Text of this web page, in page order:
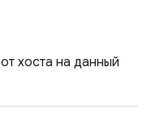
хоста на данный